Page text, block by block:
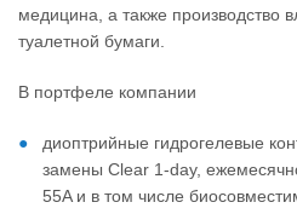
медицина, а также производство
туалетной бумаги.
В портфеле компании
диоптрийные гидрогелевые
замены Clear 1-day,
55A и в том числе